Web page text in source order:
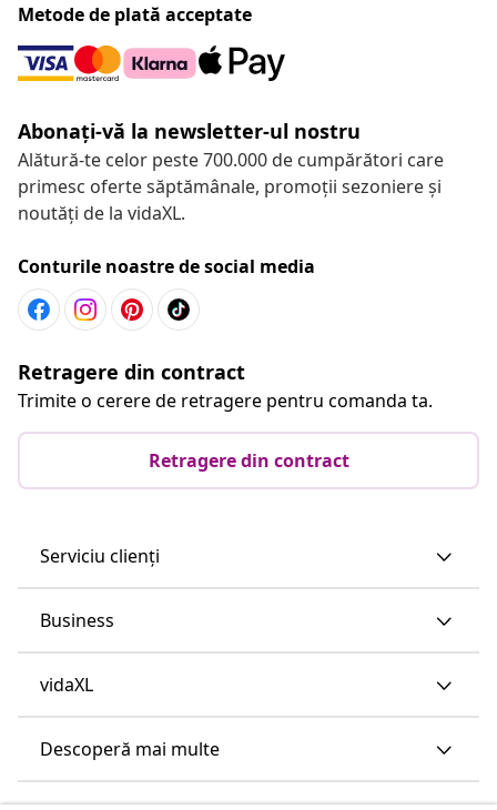
Metode de plată acceptate
Abonați-vă la newsletter-ul nostru
Alătură-te celor peste 700.000 de cumpărători care
primesc oferte săptămânale, promoții sezoniere și
noutăți de la vidaXL.
Conturile noastre de social media
Retragere din contract
Trimite o cerere de retragere pentru comanda ta.
Retragere din contract
Serviciu clienți
Business
vidaXL
Descoperă mai multe